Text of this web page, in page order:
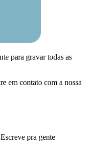
para gravar todas as
em contato com a nossa
pra gente